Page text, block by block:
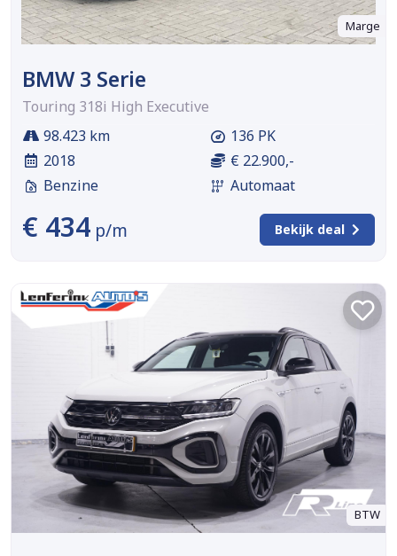
Marge
BMW 3 Serie
Touring 318i High Executive
98.423 km
2018
Benzine
136 PK
€ 22.900,-
Automaat
€ 434 p/m Bekijk deal
BTW